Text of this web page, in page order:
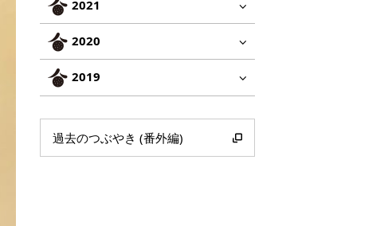
2021
2020
2019
過去のつぶやき (番外編)